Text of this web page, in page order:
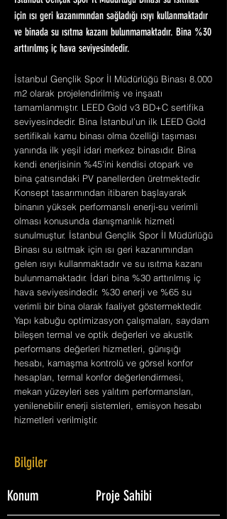
için ısı geri kazanımından sağladığı ısıyı kullanmaktadır
ve binada su ısıtma kazanı bulunmamaktadır. Bina %30
arttırılmış iç hava seviyesindedir.
İstanbul Gençlik Spor İl Müdürlüğü Binası 8.000
m2 olarak projelendirilmiş ve inşaatı
tamamlanmıştır. LEED Gold v3 BD+C sertifika
seviyesindedir. Bina İstanbul’un ilk LEED Gold
sertifikalı kamu binası olma özelliği taşıması
yanında ilk yeşil idari merkez binasıdır. Bina
kendi enerjisinin %45'ini kendisi otopark ve
bina çatısındaki PV panellerden üretmektedir.
Konsept tasarımından itibaren başlayarak
binanın yüksek performanslı enerji-su verimli
olması konusunda danışmanlık hizmeti
sunulmuştur. İstanbul Gençlik Spor İl Müdürlüğü
Binası su ısıtmak için ısı geri kazanımından
gelen ısıyı kullanmaktadır ve su ısıtma kazanı
bulunmamaktadır. İdari bina %30 arttırılmış iç
hava seviyesindedir. %30 enerji ve %65 su
verimli bir bina olarak faaliyet göstermektedir.
Yapı kabuğu optimizasyon çalışmaları, saydam
bileşen termal ve optik değerleri ve akustik
performans değerleri hizmetleri, günışığı
hesabı, kamaşma kontrolü ve görsel konfor
hesapları, termal konfor değerlendirmesi,
mekan yüzeyleri ses yalıtım performansları,
yenilenebilir enerji sistemleri, emisyon hesabı
hizmetleri verilmiştir.
Bilgiler
Konum Proje Sahibi